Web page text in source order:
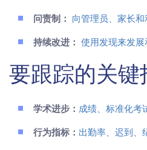
问责制： 向管理员、家长和
持续改进： 使用发现来发展
要跟踪的关键
学术进步： 成绩、标准化考
行为指标： 出勤率、迟到、